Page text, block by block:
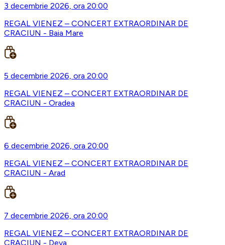
3 decembrie 2026, ora 20:00
REGAL VIENEZ – CONCERT EXTRAORDINAR DE
CRACIUN - Baia Mare
5 decembrie 2026, ora 20:00
REGAL VIENEZ – CONCERT EXTRAORDINAR DE
CRACIUN - Oradea
6 decembrie 2026, ora 20:00
REGAL VIENEZ – CONCERT EXTRAORDINAR DE
CRACIUN - Arad
7 decembrie 2026, ora 20:00
REGAL VIENEZ – CONCERT EXTRAORDINAR DE
CRACIUN - Deva